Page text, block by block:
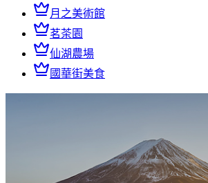
月之美術館
茗茶園
仙湖農場
國華街美食